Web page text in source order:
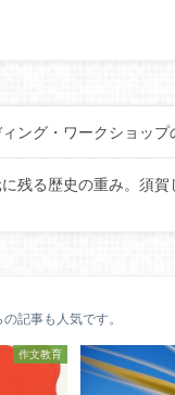
ング・ワークショップ
残る歴史の重み。須賀
の記事も人気です。
作文教育